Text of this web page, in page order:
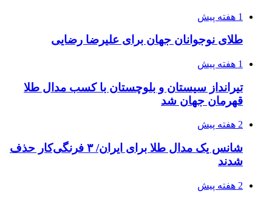
1 هفته پیش
طلای نوجوانان جهان برای علیرضا رضایی
1 هفته پیش
تیرانداز سیستان و بلوچستان با کسب مدال طلا
قهرمان جهان شد
2 هفته پیش
شانس یک مدال طلا برای ایران/ ۳ فرنگی‌کار حذف
شدند
2 هفته پیش